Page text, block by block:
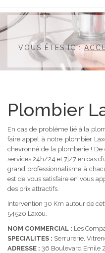
VOUS ÊTES ICI:
Plombier
En cas de problème lié à la
faire appel à notre plombier
chevronné de la plomberie ! De
services 24h/24 et 7j/7 en cas
grand professionnalisme à
est de vous satisfaire en vous
des prix attractifs.
Intervention 30 Km autour de
54520 Laxou.
NOM COMMERCIAL : Les
SPECIALITES : Serrurerie,
ADRESSE : 36 Boulevard Emile